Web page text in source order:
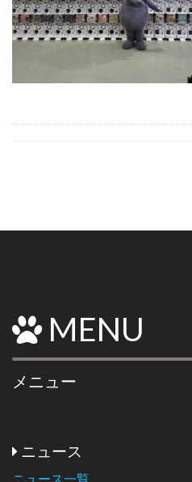
MENU
メニュー
ニュース
ニュース一覧